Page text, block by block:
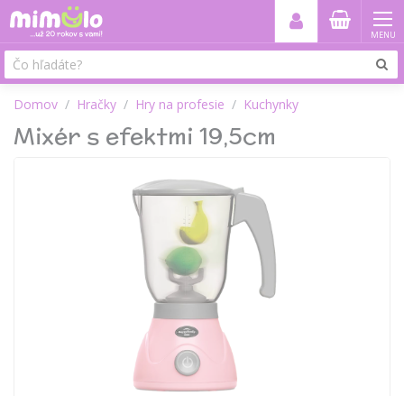
MENU
Domov Hračky Hry na profesie Kuchynky
Mixér s efektmi 19,5cm